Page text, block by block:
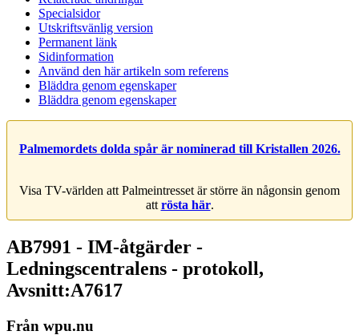
Specialsidor
Utskriftsvänlig version
Permanent länk
Sidinformation
Använd den här artikeln som referens
Bläddra genom egenskaper
Bläddra genom egenskaper
Palmemordets dolda spår är nominerad till Kristallen 2026.
Visa TV-världen att Palmeintresset är större än någonsin genom
att rösta här.
AB7991 - IM-åtgärder -
Ledningscentralens - protokoll,
Avsnitt:A7617
Från wpu.nu